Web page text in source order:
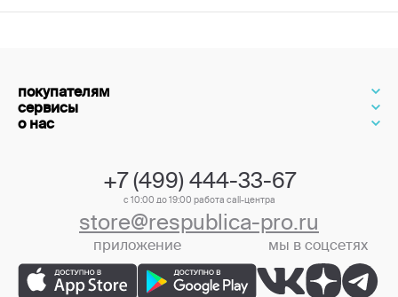
покупателям
сервисы
о нас
+7 (499) 444-33-67
с 10:00 до 19:00 работа call-центра
store@respublica-pro.ru
приложение мы в соцсетях